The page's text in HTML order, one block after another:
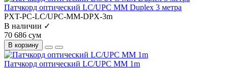
Патчкорд оптический LC/UPC MM Duplex 3 метра
PXT-PC-LC/UPC-MM-DPX-3m
В наличии ✓
70 686 сум
В корзину
Патчкорд оптический LC/UPC MM 1m